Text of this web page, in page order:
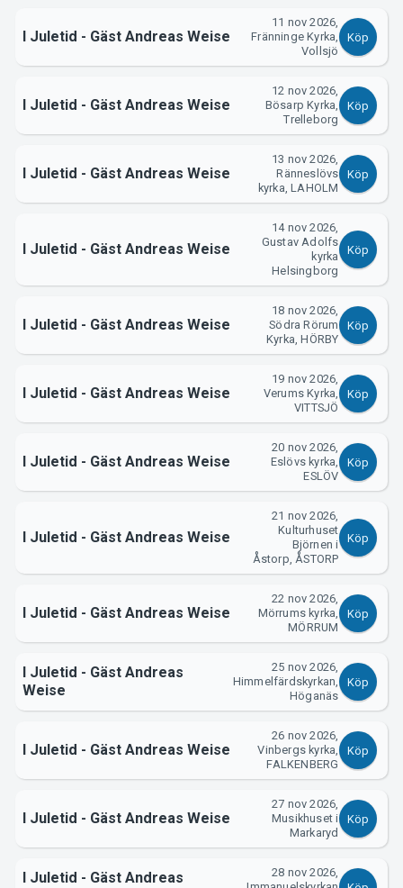
Om Tickster
I Juletid - Gäst Andreas Weise
11 nov 2026,
Fränninge Kyrka,
Vollsjö
Köp
I Juletid - Gäst Andreas Weise
12 nov 2026,
Bösarp Kyrka,
Trelleborg
Köp
I Juletid - Gäst Andreas Weise
13 nov 2026,
Ränneslövs
kyrka, LAHOLM
Köp
I Juletid - Gäst Andreas Weise
14 nov 2026,
Gustav Adolfs
kyrka
Helsingborg
Köp
I Juletid - Gäst Andreas Weise
18 nov 2026,
Södra Rörum
Kyrka, HÖRBY
Köp
I Juletid - Gäst Andreas Weise
19 nov 2026,
Verums Kyrka,
VITTSJÖ
Köp
I Juletid - Gäst Andreas Weise
20 nov 2026,
Eslövs kyrka,
ESLÖV
Köp
I Juletid - Gäst Andreas Weise
21 nov 2026,
Kulturhuset
Björnen i
Åstorp, ÅSTORP
Köp
I Juletid - Gäst Andreas Weise
22 nov 2026,
Mörrums kyrka,
MÖRRUM
Köp
I Juletid - Gäst Andreas
Weise
25 nov 2026,
Himmelfärdskyrkan,
Höganäs
Köp
I Juletid - Gäst Andreas Weise
26 nov 2026,
Vinbergs kyrka,
FALKENBERG
Köp
I Juletid - Gäst Andreas Weise
27 nov 2026,
Musikhuset i
Markaryd
Köp
I Juletid - Gäst Andreas
28 nov 2026,